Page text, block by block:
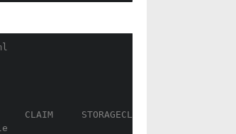
CLAIM     STORAGECLASS   REASON    AGE
12s